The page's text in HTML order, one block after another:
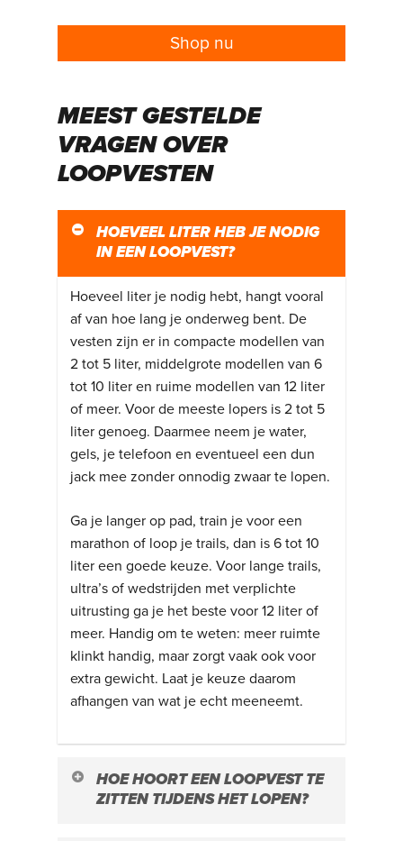
Shop nu
MEEST GESTELDE
VRAGEN OVER
LOOPVESTEN
HOEVEEL LITER HEB JE NODIG
IN EEN LOOPVEST?
Hoeveel liter je nodig hebt, hangt vooral
af van hoe lang je onderweg bent. De
vesten zijn er in compacte modellen van
2 tot 5 liter, middelgrote modellen van 6
tot 10 liter en ruime modellen van 12 liter
of meer. Voor de meeste lopers is 2 tot 5
liter genoeg. Daarmee neem je water,
gels, je telefoon en eventueel een dun
jack mee zonder onnodig zwaar te lopen.
Ga je langer op pad, train je voor een
marathon of loop je trails, dan is 6 tot 10
liter een goede keuze. Voor lange trails,
ultra’s of wedstrijden met verplichte
uitrusting ga je het beste voor 12 liter of
meer. Handig om te weten: meer ruimte
klinkt handig, maar zorgt vaak ook voor
extra gewicht. Laat je keuze daarom
afhangen van wat je echt meeneemt.
HOE HOORT EEN LOOPVEST TE
ZITTEN TIJDENS HET LOPEN?